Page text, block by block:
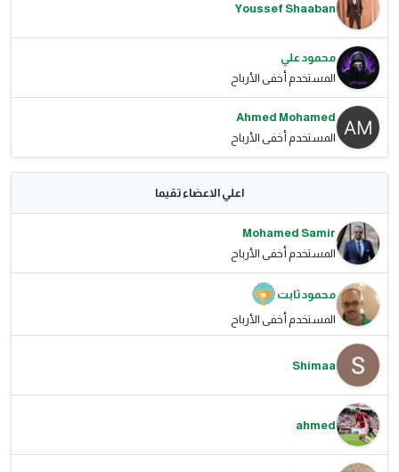
Youssef Shaaban
محمود علي
المستخدم أخفى الأرباح
Ahmed Mohamed
المستخدم أخفى الأرباح
اعلي الاعضاء تقيما
Mohamed Samir
المستخدم أخفى الأرباح
محمود ثابت
المستخدم أخفى الأرباح
Shimaa
ahmed